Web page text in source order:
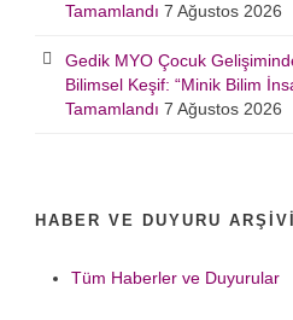
Tamamlandı 7 Ağustos 2026
Gedik MYO Çocuk
Bilimsel Keşif: “Minik Bilim
Tamamlandı 7 Ağustos 2026
HABER VE DUYURU ARŞIVI
Tüm Haberler ve Duyurular